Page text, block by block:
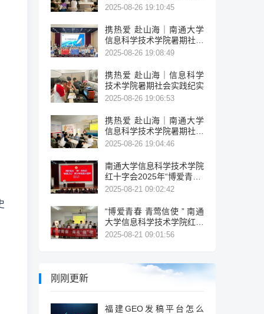
实践纪实
2025-08-26 19:10:45
携热爱 赴山海｜南通大学
信息科学技术学院暑期社会
实践纪实
2025-08-26 19:08:49
携热爱 赴山海｜信息科学
技术学院暑期社会实践纪实
2025-08-26 19:06:53
携热爱 赴山海｜南通大学
信息科学技术学院暑期社会
实践纪实
2025-08-26 19:04:46
南通大学信息科学技术学院
红十字会2025年“博爱青春”
系列活动纪实
2025-08-21 09:02:42
“博爱青春 青莺信使 ” 南通
大学信息科学技术学院红十
字会2025年“博爱青春”系列
2025-08-21 09:01:56
刚刚更新
福建GEO发稿平台怎么